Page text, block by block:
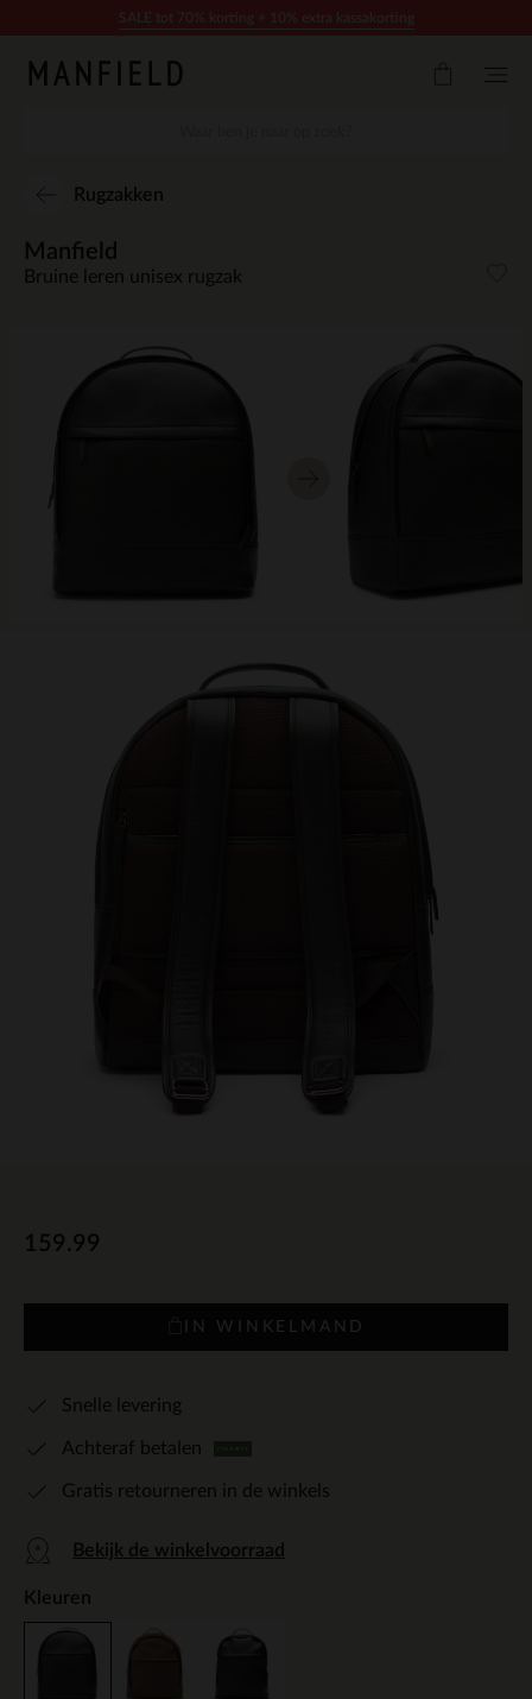
Rugzakken
Manfield
Bruine leren unisex rugzak
159.99
IN WINKELMAND
Snelle levering
Achteraf betalen
Gratis retourneren in de winkels
Bekijk de winkelvoorraad
Kleuren